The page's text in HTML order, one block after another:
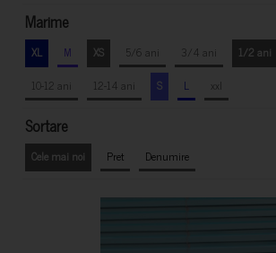
Marime
XL M XS 5/6 ani 3/4 ani 1/2 ani
10-12 ani
12-14 ani S L xxl
Sortare
Cele mai noi Pret Denumire